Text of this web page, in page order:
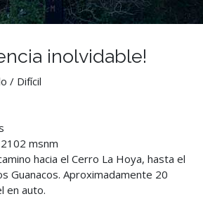
inolvidable!
/ Difícil
msnm
hacia el Cerro La Hoya, hasta el
Guanacos. Aproximadamente 20
en auto.